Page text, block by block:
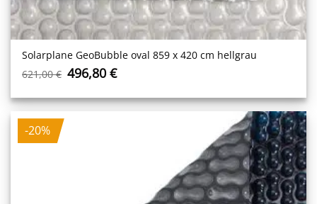
Solarplane GeoBubble oval 859 x 420 cm hellgrau
621,00€ Ursprünglicher
Preis
war:
621,00 €
496,80€Aktueller
ist:
496,80 €.
-20%